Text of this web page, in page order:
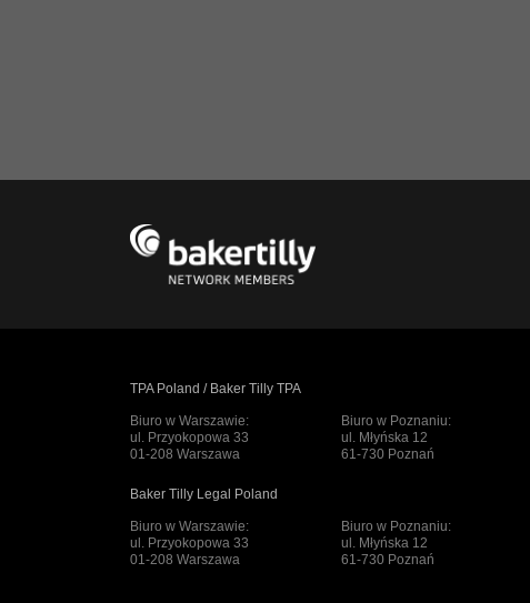
TPA Poland / Baker Tilly TPA
Biuro w Warszawie:
ul. Przyokopowa 33
01-208 Warszawa
Biuro w Poznaniu:
ul. Młyńska 12
61-730 Poznań
Baker Tilly Legal Poland
Biuro w Warszawie:
ul. Przyokopowa 33
01-208 Warszawa
Biuro w Poznaniu:
ul. Młyńska 12
61-730 Poznań